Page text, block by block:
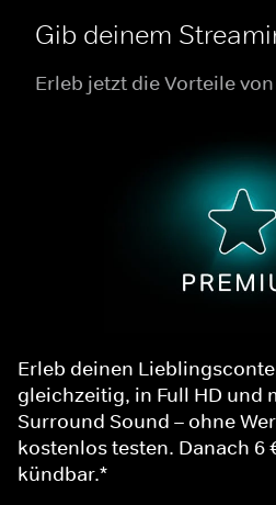
Gib deinem
Erleb jetzt die Vorteile
Erleb deinen
gleichzeitig, in Full HD und
Surround Sound – ohne
kostenlos testen. Danach 6
kündbar.*